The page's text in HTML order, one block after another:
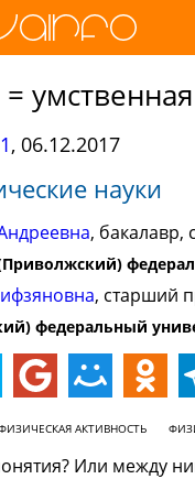
, 06.12.2017
науки
, бакалавр,
, старший
федеральный
АКТИВНОСТЬ
Или между